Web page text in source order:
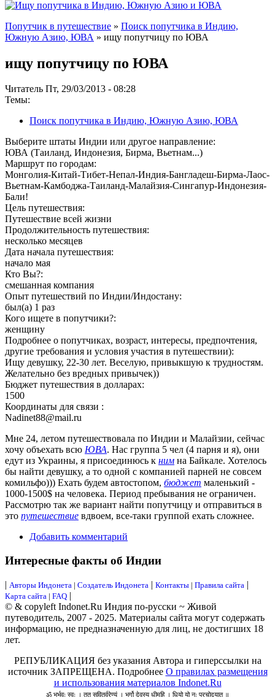
Попутчик в путешествие » Поиск попутчика в Индию,
Южную Азию, ЮВА » ищу попутчицу по ЮВА
ищу попутчицу по ЮВА
Читатель Пт, 29/03/2013 - 08:28
Темы:
Поиск попутчика в Индию, Южную Азию, ЮВА
Выберите штаты Индии или другое направление:
ЮВА (Таиланд, Индонезия, Бирма, Вьетнам...)
Маршрут по городам:
Монголия-Китай-Тибет-Непал-Индия-Бангладеш-Бирма-Лаос-
Вьетнам-Камбоджа-Таиланд-Малайзия-Сингапур-Индонезия-
Бали!
Цель путешествия:
Путешествие всей жизни
Продолжительность путешествия:
несколько месяцев
Дата начала путешествия:
начало мая
Кто Вы?:
смешанная компания
Опыт путешествий по Индии/Индостану:
был(а) 1 раз
Кого ищете в попутчики?:
женщину
Подробнее о попутчиках, возраст, интересы, предпочтения,
другие требования и условия участия в путешествии):
Ищу девушку, 22-30 лет. Веселую, привыкшую к трудностям.
Желательно без вредных привычек))
Бюджет путешествия в долларах:
1500
Координаты для связи :
Nadinet88@mail.ru
Мне 24, летом путешествовала по Индии и Малайзии, сейчас
хочу объехать всю ЮВА. Нас группа 5 чел (4 парня и я), они
едут из Украины, я присоединюсь к ним на Байкале. Хотелось
бы найти девушку, а то одной с компанией парней не совсем
комильфо))) Ехать будем автостопом, бюджет маленький -
1000-1500$ на человека. Период пребывания не ограничен.
Рассмотрю так же вариант найти попутчицу и отправиться в
это путешествие вдвоем, все-таки группой ехать сложнее.
Добавить комментарий
Интересные факты об Индии
| Авторы Индонета | Создатель Индонета | Контакты | Правила сайта |
Карта сайта | FAQ |
© & copyleft Indonet.Ru Индия по-русски ~ Живой
путеводитель, 2007 - 2025. Материалы сайта могут содержать
информацию, не предназначенную для лиц, не достигших 18
лет.
РЕПУБЛИКАЦИЯ без указания Автора и гиперссылки на
источник ЗАПРЕЩЕНА. Подробнее О правилах размещения
и использования материалов Indonet.Ru
ॐ भूर्भुवः स्वः । तत् सवितुर्वरेण्यं । भर्गो देवस्य धीमहि । धियो यो नः प्रचोदयात् ॥